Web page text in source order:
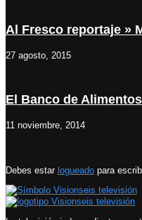
Al Fresco reportaje »
27 agosto, 2015
El Banco de
11 noviembre, 2014
Debes estar logueado para